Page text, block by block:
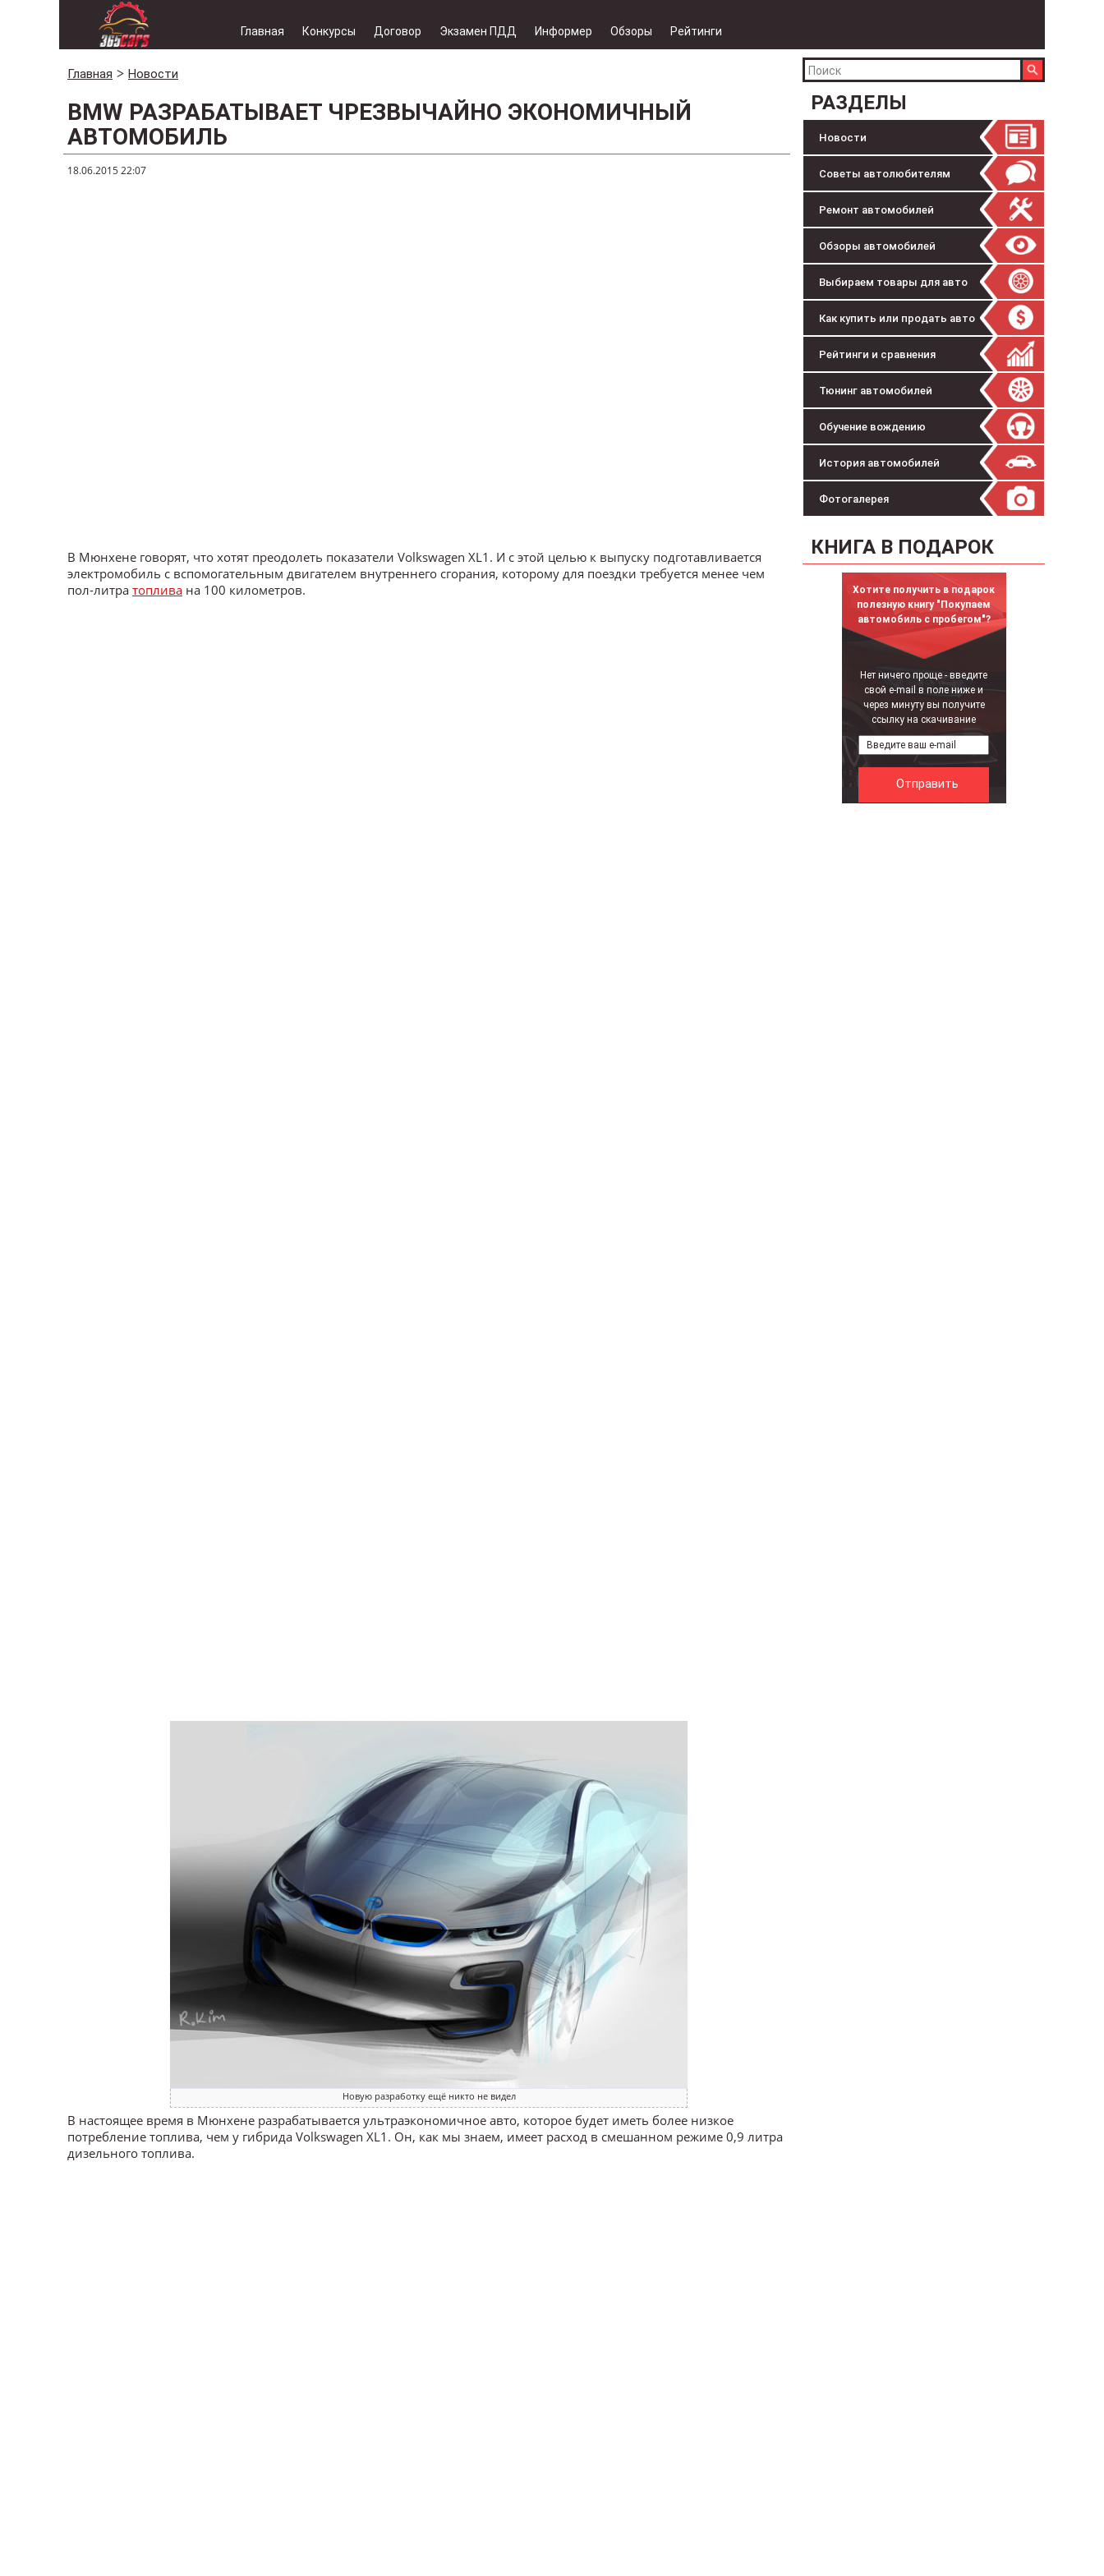
Главная Конкурсы Договор Экзамен ПДД Информер Обзоры Рейтинги
РАЗДЕЛЫ
Новости
Советы автолюбителям
Ремонт автомобилей
Обзоры автомобилей
Выбираем товары для авто
Как купить или продать авто
Рейтинги и сравнения
Тюнинг автомобилей
Обучение вождению
История автомобилей
Фотогалерея
КНИГА В ПОДАРОК
Хотите получить в подарок
полезную книгу "Покупаем
автомобиль с пробегом"?
Нет ничего проще - введите
свой e-mail в поле ниже и
через минуту вы получите
ссылку на скачивание
Главная Новости
BMW РАЗРАБАТЫВАЕТ ЧРЕЗВЫЧАЙНО ЭКОНОМИЧНЫЙ
АВТОМОБИЛЬ
18.06.2015 22:07
В Мюнхене говорят, что хотят преодолеть показатели Volkswagen XL1. И с этой целью к выпуску подготавливается
электромобиль с вспомогательным двигателем внутреннего сгорания, которому для поездки требуется менее чем
пол-литра топлива на 100 километров.
Новую разработку ещё никто не видел
В настоящее время в Мюнхене разрабатывается ультраэкономичное авто, которое будет иметь более низкое
потребление топлива, чем у гибрида Volkswagen XL1. Он, как мы знаем, имеет расход в смешанном режиме 0,9 литра
дизельного топлива.